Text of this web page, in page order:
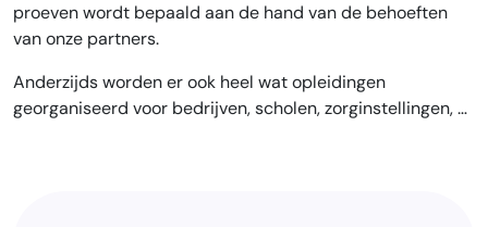
proeven wordt bepaald aan de hand van de behoeften
van onze partners.
Anderzijds worden er ook heel wat opleidingen
georganiseerd voor bedrijven, scholen, zorginstellingen, …